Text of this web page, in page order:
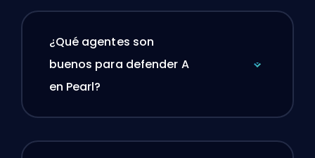
¿Qué agentes son
buenos para defender A
en Pearl?